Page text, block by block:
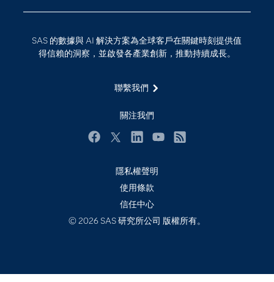
SAS 的數據與 AI 解決方案為全球客戶在關鍵時刻提供值
得信賴的洞察，並啟發各產業創新，推動持續成長。
聯繫我們
關注我們
探索工作機會
最新消息
活動
產品
產業
社群
解決方案
雲端計算
隱私權聲明
使用條款
信任中心
© 2026 SAS 研究所公司 版權所有。